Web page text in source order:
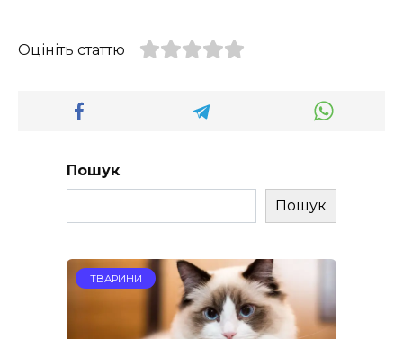
Оцініть статтю
Пошук
Пошук
ТВАРИНИ